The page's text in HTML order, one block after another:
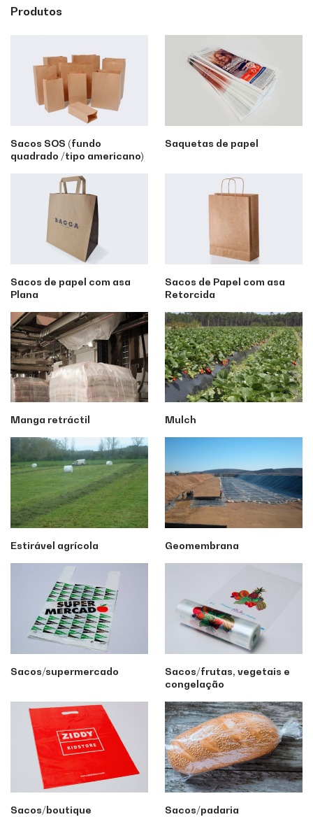
Produtos
Sacos SOS (fundo
quadrado /tipo americano)
Saquetas de papel
Sacos de papel com asa
Plana
Sacos de Papel com asa
Retorcida
Manga retráctil Mulch
Estirável agrícola Geomembrana
Sacos/supermercado
Sacos/frutas, vegetais e
congelação
Sacos/boutique Sacos/padaria